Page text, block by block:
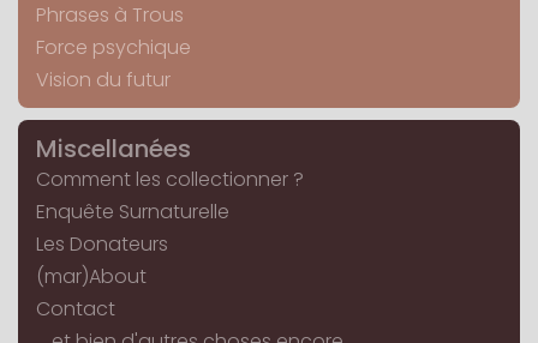
Phrases à Trous
Force psychique
Vision du futur
Miscellanées
Comment les collectionner ?
Enquête Surnaturelle
Les Donateurs
(mar)About
Contact